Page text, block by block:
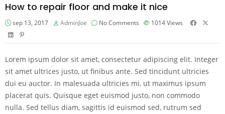
How to repair floor and make it nice
sep 13, 2017 AdminJoe No Comments 1014Views
Lorem ipsum dolor sit amet, consectetur adipiscing elit. Integer
sit amet ultrices justo, ut finibus ante. Sed tincidunt ultricies
dui eu auctor. In malesuada ultricies mi, ut maximus ipsum
placerat quis. Quisque eget euismod justo, non commodo
nulla. Sed tellus diam, sagittis id euismod sed, rutrum sed